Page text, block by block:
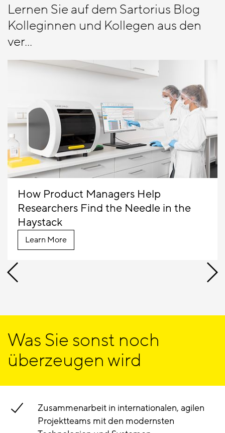
Lernen Sie auf dem Sartorius Blog
Kolleginnen und Kollegen aus den
ver...
How Product Managers Help
Researchers Find the Needle in the
Haystack
Learn More
Was Sie sonst noch
überzeugen wird
Zusammenarbeit in internationalen, agilen
Projektteams mit den modernsten